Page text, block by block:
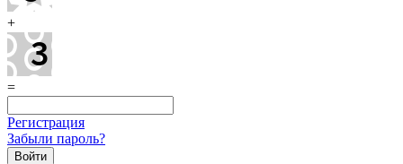
+
=
Регистрация
Забыли пароль?